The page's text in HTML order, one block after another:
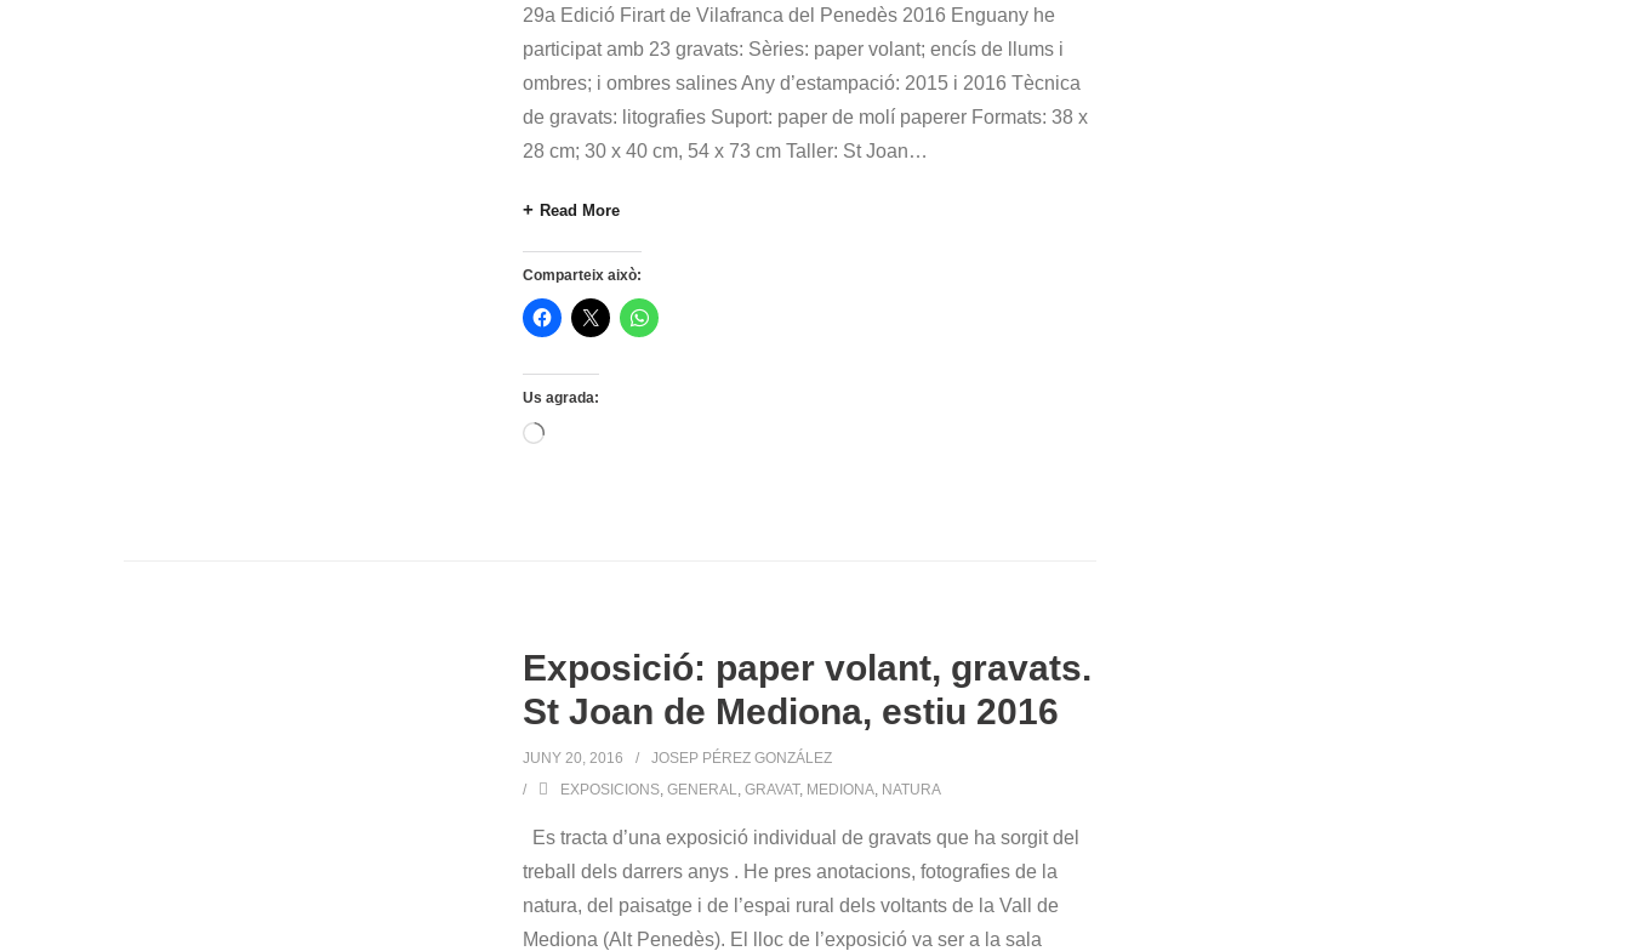
29a Edició Firart de Vilafranca del Penedès 2016 Enguany he
participat amb 23 gravats: Sèries: paper volant; encís de llums i
ombres; i ombres salines Any d’estampació: 2015 i 2016 Tècnica
de gravats: litografies Suport: paper de molí paperer Formats: 38 x
28 cm; 30 x 40 cm, 54 x 73 cm Taller: St Joan…
Read More
Comparteix això:
Us agrada:
S'està
Exposició: paper volant, gravats.
St Joan de Mediona, estiu 2016
JUNY 20, 2016
JOSEP PÉREZ GONZÁLEZ
EXPOSICIONS,GENERAL,GRAVAT, MEDIONA, NATURA
Es tracta d’una exposició individual de gravats que ha sorgit del
treball dels darrers anys . He pres anotacions, fotografies de la
natura, del paisatge i de l’espai rural dels voltants de la Vall de
Mediona (Alt Penedès). El lloc de l’exposició va ser a la sala